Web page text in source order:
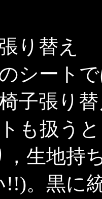
り替え
シート
子張り
も扱う
，生地持
!!)。黒に